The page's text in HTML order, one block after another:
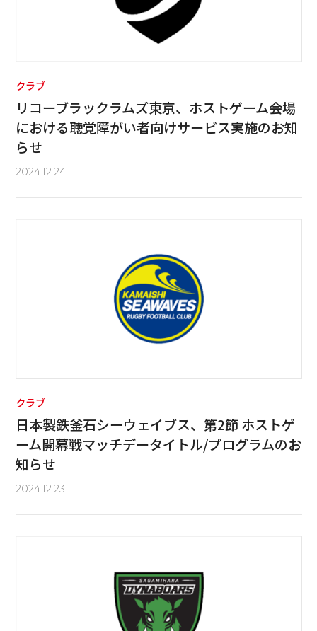
クラブ
リコーブラックラムズ東京、ホストゲーム会場
における聴覚障がい者向けサービス実施のお知
らせ
2024.12.24
クラブ
日本製鉄釜石シーウェイブス、第2節 ホストゲ
ーム開幕戦マッチデータイトル/プログラムのお
知らせ
2024.12.23